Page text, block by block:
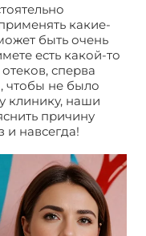
какие-
быть очень
есть какой-то
сперва
чтобы не было
клинику, наши
причину
и навсегда!